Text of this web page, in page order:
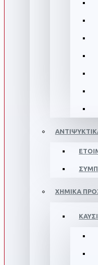
ΧΗΜΙΚΑ